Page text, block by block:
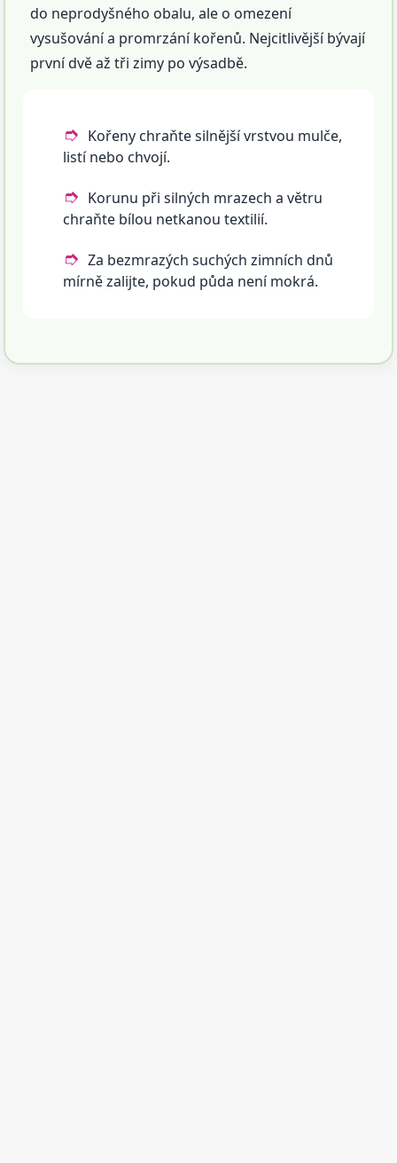
do neprodyšného obalu, ale o omezení
vysušování a promrzání kořenů. Nejcitlivější bývají
první dvě až tři zimy po výsadbě.
Kořeny chraňte silnější vrstvou mulče,
listí nebo chvojí.
Korunu při silných mrazech a větru
chraňte bílou netkanou textilií.
Za bezmrazých suchých zimních dnů
mírně zalijte, pokud půda není mokrá.